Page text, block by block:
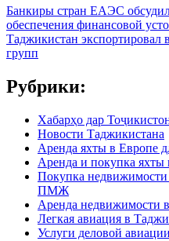
Банкиры стран ЕАЭС
обеспечения финансовой
Таджикистан
групп
Рубрики:
Хабарҳо дар
Новости Таджикистана
Аренда яхты в Европе
Аренда и покупка яхты
Покупка
ПМЖ
Аренда недвижимости
Легкая авиация в
Услуги деловой